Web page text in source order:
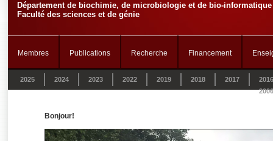
Département de biochimie, de microbiologie et de bio-informatique
Faculté des sciences et de génie
Membres Publications Recherche Financement
2025 2024 2023 2022 2019 2018 2017
2016
2006
Bonjour!